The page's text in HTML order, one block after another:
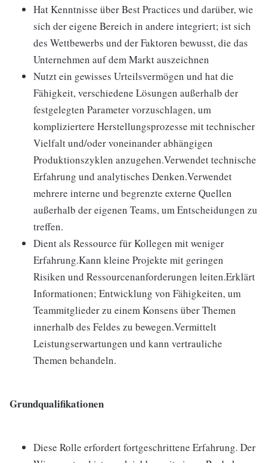
Hat Kenntnisse über Best Practices und darüber, wie
sich der eigene Bereich in andere integriert; ist sich
des Wettbewerbs und der Faktoren bewusst, die das
Unternehmen auf dem Markt auszeichnen
Nutzt ein gewisses Urteilsvermögen und hat die
Fähigkeit, verschiedene Lösungen außerhalb der
festgelegten Parameter vorzuschlagen, um
kompliziertere Herstellungsprozesse mit technischer
Vielfalt und/oder voneinander abhängigen
Produktionszyklen anzugehen.Verwendet technische
Erfahrung und analytisches Denken.Verwendet
mehrere interne und begrenzte externe Quellen
außerhalb der eigenen Teams, um Entscheidungen zu
treffen.
Dient als Ressource für Kollegen mit weniger
Erfahrung.Kann kleine Projekte mit geringen
Risiken und Ressourcenanforderungen leiten.Erklärt
Informationen; Entwicklung von Fähigkeiten, um
Teammitglieder zu einem Konsens über Themen
innerhalb des Feldes zu bewegen.Vermittelt
Leistungserwartungen und kann vertrauliche
Themen behandeln.
Grundqualifikationen
Diese Rolle erfordert fortgeschrittene Erfahrung. Der